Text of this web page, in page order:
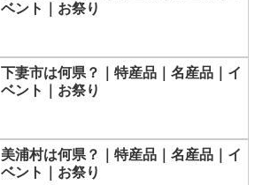
ベント｜お祭り
下妻市は何県？｜特産品｜名産品｜イ
ベント｜お祭り
美浦村は何県？｜特産品｜名産品｜イ
ベント｜お祭り